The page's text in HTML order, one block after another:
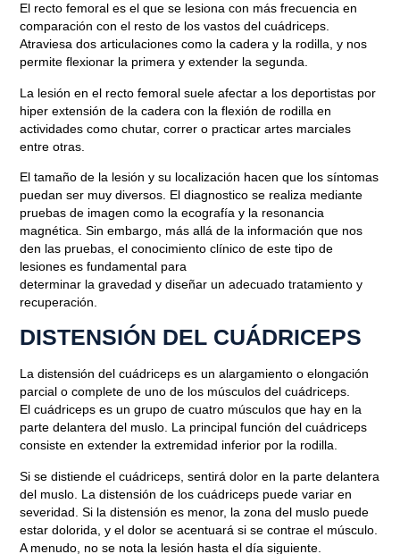
Blog
CUÁLES SON LAS PRINCIPALES
LESIONES DEL CUÁDRICEPS
Septiembre 16, 2021
El recto femoral es el que se lesiona con más frecuencia en
comparación con el resto de los vastos del cuádriceps.
Atraviesa dos articulaciones como la cadera y la rodilla, y nos
permite flexionar la primera y extender la segunda.
La lesión en el recto femoral suele afectar a los deportistas por
hiper extensión de la cadera con la flexión de rodilla en
actividades comochutar, correr o practicar artes marciales
entre otras.
El tamaño de la lesión y su localización hacen que los síntomas
puedan ser muy diversos. El diagnostico se realiza mediante
pruebas de imagen como la ecografía y la resonancia
magnética. Sin embargo, más allá de la información que nos
den las pruebas, el conocimiento clínico de este tipo de
lesiones es fundamental para
determinar la gravedad y diseñar un adecuado tratamiento y
recuperación.
DISTENSIÓN DEL CUÁDRICEPS
Ladistensión del cuádriceps es un alargamiento o elongación
parcial o complete de uno de los músculos del cuádriceps.
El cuádriceps es un grupo de cuatro músculos que hay en la
parte delantera del muslo. La principal función del cuádriceps
consiste en extender la extremidad inferior por la rodilla.
Si se distiende el cuádriceps, sentirá dolor en la parte delantera
del muslo. La distensión de los cuádriceps puede variar en
severidad. Si la distensión es menor, la zona del muslo puede
estar dolorida, y el dolor se acentuará si se contrae el músculo.
A menudo, no se nota la lesión hasta el día siguiente.